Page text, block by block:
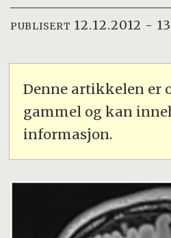
PUBLISERT 12.12.2012 -
Denne artikkelen er
gammel og kan
informasjon.